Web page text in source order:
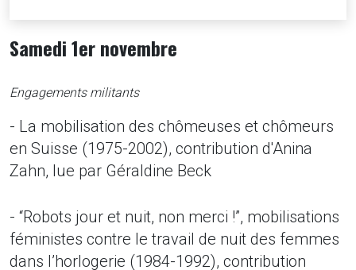
Samedi 1er novembre
Engagements militants
- La mobilisation des chômeuses et chômeurs
en Suisse (1975-2002), contribution d'Anina
Zahn, lue par Géraldine Beck
- “Robots jour et nuit, non merci !”, mobilisations
féministes contre le travail de nuit des femmes
dans l’horlogerie (1984-1992), contribution